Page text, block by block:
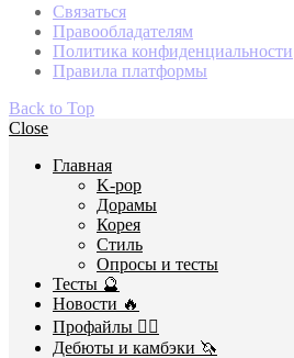
Связаться
Правообладателям
Политика конфиденциальности
Правила платформы
Back to Top
Close
Главная
K-pop
Дорамы
Корея
Стиль
Опросы и тесты
Тесты 🔮
Новости 🔥
Профайлы 🕵️‍♀️
Дебюты и камбэки 🦄